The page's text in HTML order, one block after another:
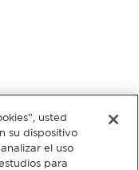
usted
su dispositivo
el uso
para